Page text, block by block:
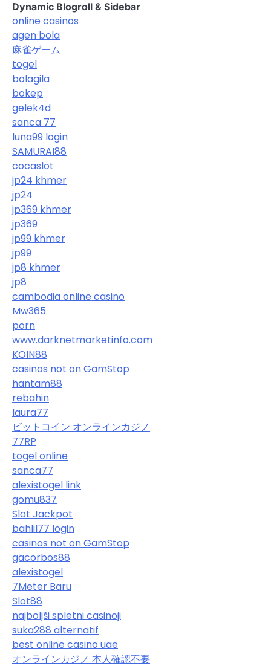
Dynamic Blogroll & Sidebar
online casinos
agen bola
麻雀ゲーム
togel
bolagila
bokep
gelek4d
sanca 77
luna99 login
SAMURAI88
cocaslot
jp24 khmer
jp24
jp369 khmer
jp369
jp99 khmer
jp99
jp8 khmer
jp8
cambodia online casino
Mw365
porn
www.darknetmarketinfo.com
KOIN88
casinos not on GamStop
hantam88
rebahin
laura77
ビットコイン オンラインカジノ
77RP
togel online
sanca77
alexistogel link
gomu837
Slot Jackpot
bahlil77 login
casinos not on GamStop
gacorbos88
alexistogel
7Meter Baru
Slot88
najboljši spletni casinoji
suka288 alternatif
best online casino uae
オンラインカジノ 本人確認不要